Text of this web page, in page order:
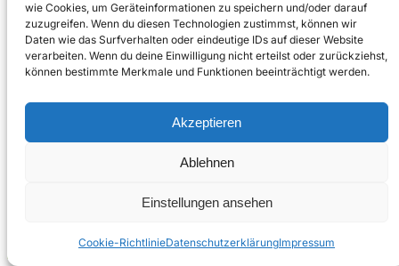
wie Cookies, um Geräteinformationen zu speichern und/oder darauf
zuzugreifen. Wenn du diesen Technologien zustimmst, können wir
Daten wie das Surfverhalten oder eindeutige IDs auf dieser Website
verarbeiten. Wenn du deine Einwilligung nicht erteilst oder zurückziehst,
können bestimmte Merkmale und Funktionen beeinträchtigt werden.
Akzeptieren
Ablehnen
Einstellungen ansehen
Cookie-RichtlinieDatenschutzerklärungImpressum
Lecker essen – gesund leben.
Kontakt
Copyright © 2026 Designed by